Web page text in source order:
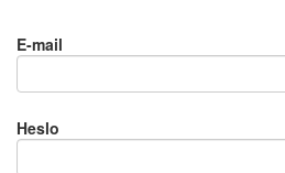
E-mail
Heslo